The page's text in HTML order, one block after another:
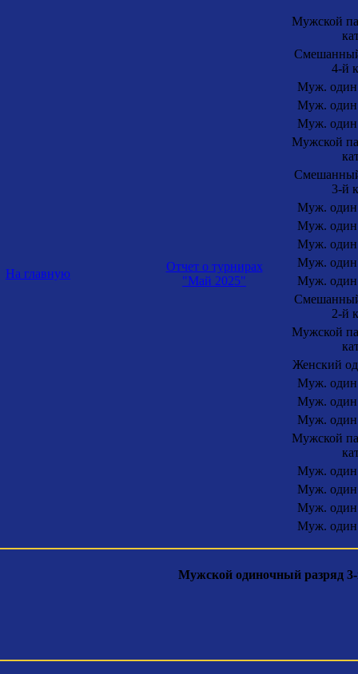
На главную
Отчет о турнирах
"Май 2025"
Мужской
4-й
Муж. один.
Муж. один.
Муж. один.
Мужской
3-й
Муж. один.
Муж. один.
Муж. один.
Муж. один.
Муж. один.
2-й
Мужской
Женский
Муж. один.
Муж. один.
Муж. один.
Мужской
Муж. один.
Муж. один.
Муж. один.
Муж. один.
Мужской одиночный разряд